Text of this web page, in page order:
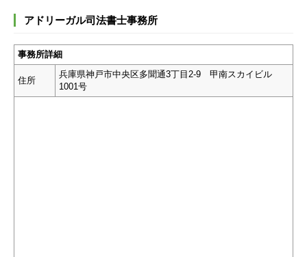
アドリーガル司法書士事務所
事務所詳細
住所
兵庫県神戸市中央区多聞通3丁目2-9 甲南スカイビル
1001号